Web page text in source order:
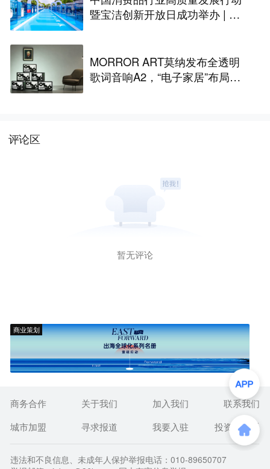
暨宝洁创新开放日成功举办 | 最
MORROR ART莫纳发布全透明
歌词音响A2，“电子家居”布局更
评论区
暂无评论
商业策划
商务合作 关于我们 加入我们
联系我们
城市加盟
寻求报道 我要入驻 投资者关系
违法和不良信息、未成年人保护举报电话：010-89650707